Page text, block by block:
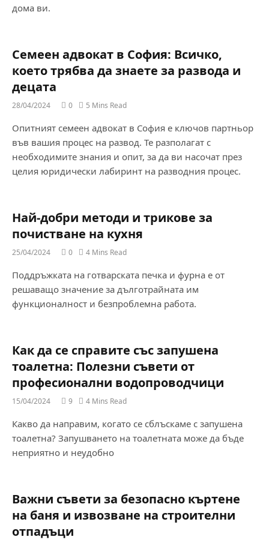
дома ви.
Семеен адвокат в София: Всичко,
което трябва да знаете за развода и
децата
28/04/2024 0 5 Mins Read
Опитният семеен адвокат в София е ключов партньор
във вашия процес на развод. Те разполагат с
необходимите знания и опит, за да ви насочат през
целия юридически лабиринт на разводния процес.
Най-добри методи и трикове за
почистване на кухня
25/04/2024 0 4 Mins Read
Поддръжката на готварската печка и фурна е от
решаващо значение за дълготрайната им
функционалност и безпроблемна работа.
Как да се справите със запушена
тоалетна: Полезни съвети от
професионални водопроводчици
15/04/2024 9 4 Mins Read
Какво да направим, когато се сблъскаме с запушена
тоалетна? Запушването на тоалетната може да бъде
неприятно и неудобно
Важни съвети за безопасно къртене
на баня и извозване на строителни
отпадъци